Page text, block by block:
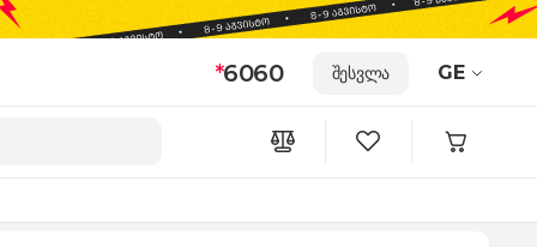
*6060 შესვლა GE